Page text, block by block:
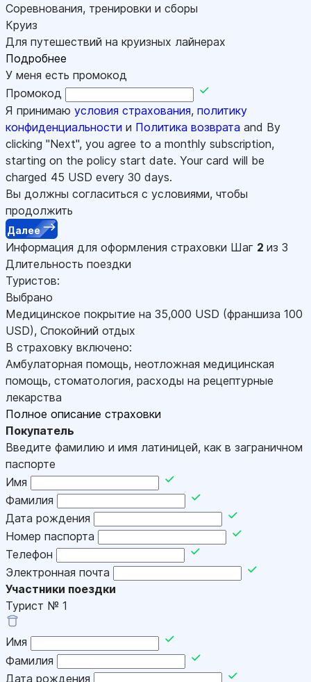
Соревнования, тренировки и сборы
Круиз
Для путешествий на круизных лайнерах
Подробнее
У меня есть промокод
Промокод
Я принимаю условия страхования, политику
конфиденциальности и Политика возврата and By
clicking "Next", you agree to a monthly subscription,
starting on the policy start date. Your card will be
charged 45 USD every 30 days.
Вы должны согласиться с условиями, чтобы
продолжить
Далее
Информация для оформления страховки Шаг 2 из 3
Длительность поездки
Туристов:
Выбрано
Медицинское покрытие на 35,000 USD (франшиза 100
USD), Спокойний отдых
В страховку включено:
Амбулаторная помощь, неотложная медицинская
помощь, стоматология, расходы на рецептурные
лекарства
Полное описание страховки
Покупатель
Введите фамилию и имя латиницей, как в заграничном
паспорте
Имя
Фамилия
Дата рождения
Номер паспорта
Телефон
Электронная почта
Участники поездки
Турист № 1
Имя
Фамилия
Дата рождения